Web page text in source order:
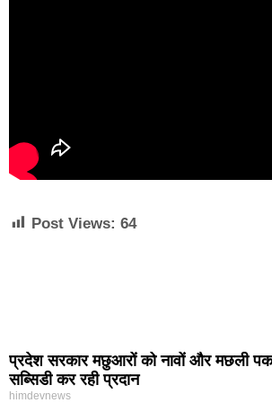
Post Views: 64
प्रदेश सरकार मछुआरों को नावों और मछली
सब्सिडी कर रही प्रदान
himdevnews